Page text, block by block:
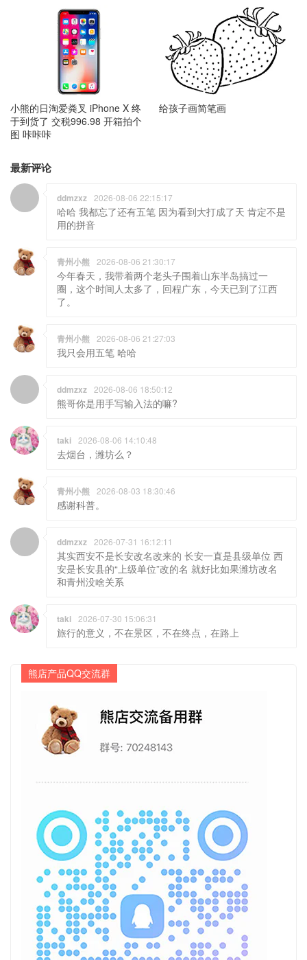
小熊的日淘爱粪叉 iPhone X 终
于到货了 交税996.98 开箱拍个
图 咔咔咔
给孩子画简笔画
最新评论
ddmzxz 2026-08-06 22:15:17
哈哈 我都忘了还有五笔 因为看到大打成了天 肯定不是
用的拼音
青州小熊 2026-08-06 21:30:17
今年春天，我带着两个老头子围着山东半岛搞过一
圈，这个时间人太多了，回程广东，今天已到了江西
了。
青州小熊 2026-08-06 21:27:03
我只会用五笔 哈哈
ddmzxz 2026-08-06 18:50:12
熊哥你是用手写输入法的嘛?
taki 2026-08-06 14:10:48
去烟台，潍坊么？
青州小熊 2026-08-03 18:30:46
感谢科普。
ddmzxz 2026-07-31 16:12:11
其实西安不是长安改名改来的 长安一直是县级单位 西
安是长安县的“上级单位”改的名 就好比如果潍坊改名
和青州没啥关系
taki 2026-07-30 15:06:31
旅行的意义，不在景区，不在终点，在路上
熊店产品QQ交流群